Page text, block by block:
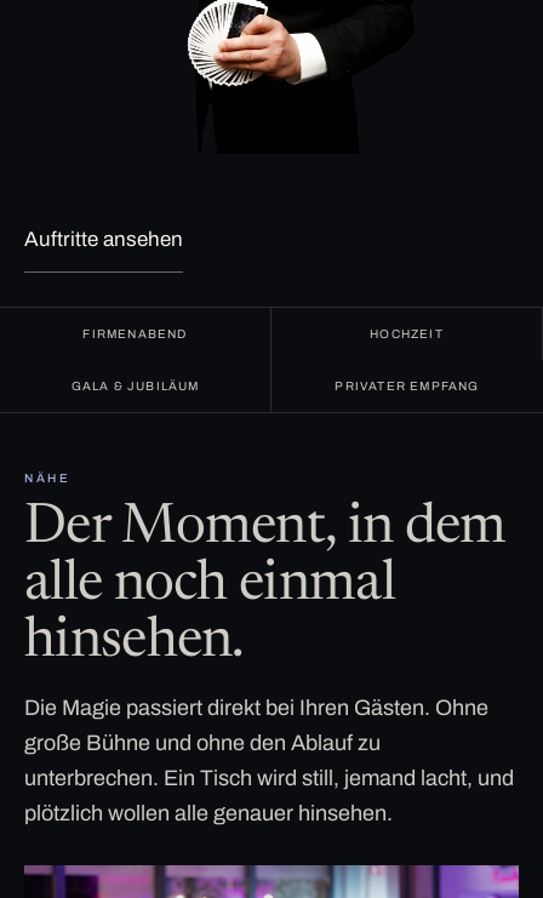
Auftritte ansehen
FIRMENABEND HOCHZEIT
GALA & JUBILÄUM PRIVATER EMPFANG
NÄHE
Der Moment, in dem
alle noch einmal
hinsehen.
Die Magie passiert direkt bei Ihren Gästen. Ohne
große Bühne und ohne den Ablauf zu
unterbrechen. Ein Tisch wird still, jemand lacht, und
plötzlich wollen alle genauer hinsehen.